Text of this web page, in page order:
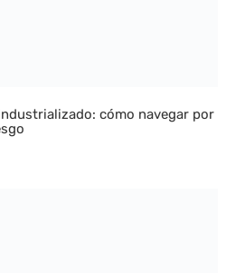
cómo navegar por